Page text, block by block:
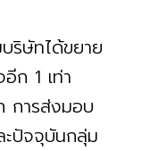
ริษัทได้ขยาย
ก 1 เท่า
การส่งมอบ
ปัจจุบันกลุ่ม